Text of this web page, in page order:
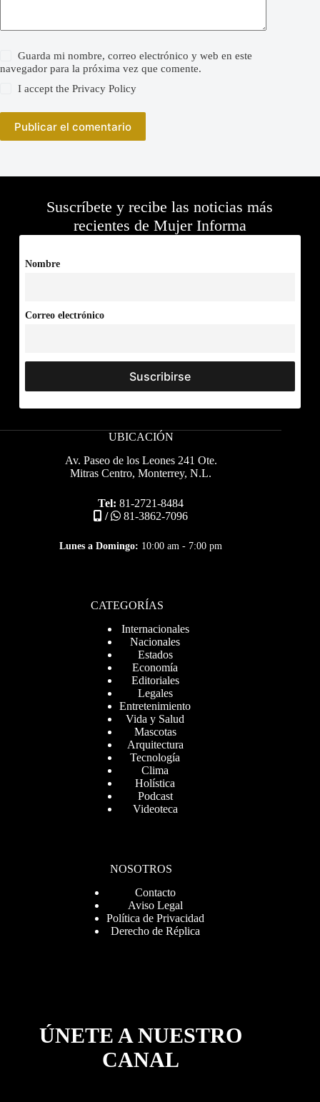
Guarda mi nombre, correo electrónico y web en este
navegador para la próxima vez que comente.
I accept thePrivacy Policy
Publicar el comentario
Suscríbete y recibe las noticias más
recientes de Mujer Informa
Nombre
Correo electrónico
UBICACIÓN
Av. Paseo de los Leones 241 Ote.
Mitras Centro, Monterrey, N.L.
Tel: 81-2721-8484
/
81-3862-7096
Lunes a Domingo: 10:00 am - 7:00 pm
CATEGORÍAS
Internacionales
Nacionales
Estados
Economía
Editoriales
Legales
Entretenimiento
Vida y Salud
Mascotas
Arquitectura
Tecnología
Clima
Holística
Podcast
Videoteca
NOSOTROS
Contacto
Aviso Legal
Política de Privacidad
Derecho de Réplica
ÚNETE A NUESTRO
CANAL